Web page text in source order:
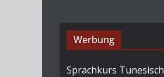
Werbung
Sprachkurs Tunesisch